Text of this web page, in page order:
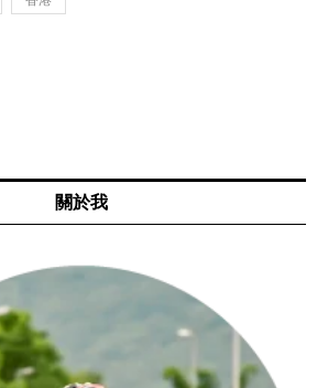
關於我